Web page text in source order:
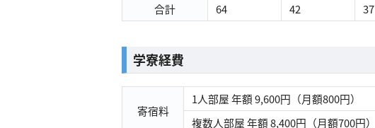
合計
64 42 37
学寮経費
寄宿料
1人部屋 年額 9,600円（月額800円）
複数人部屋 年額 8,400円（月額700円）